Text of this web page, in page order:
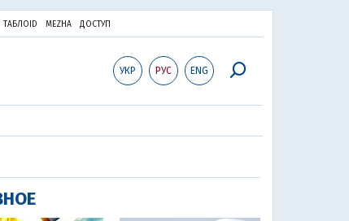
ТАБЛОID MEZHA ДОСТУП
УКР РУС ENG